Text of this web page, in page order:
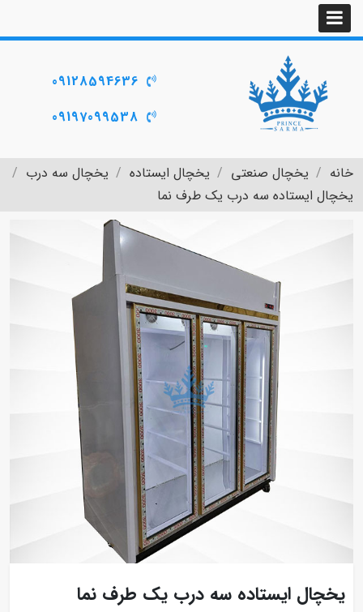
09128594636
09197099538
خانه یخچال صنعتی یخچال ایستاده
یخچال سه درب
یخچال ایستاده سه درب یک طرف نما
یخچال ایستاده سه درب یک طرف نما